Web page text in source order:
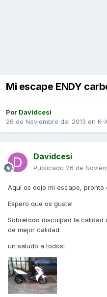
Mi escape ENDY
Por Davidcesi
26 de Noviembre del 2013 en K-
Davidcesi
Publicado 26 de
Aquí os dejo mi escape,
Espero que os guste!
Sobretodo disculpad la
de mejor calidad.
un saludo a todos!